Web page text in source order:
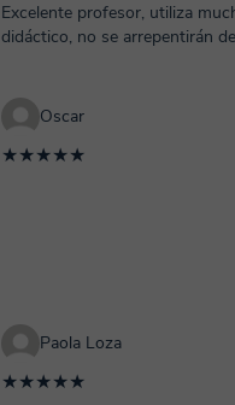
Excelente profesor, utiliza
didáctico, no se arrepentirán
Oscar
★★★★★
Paola Loza
★★★★★